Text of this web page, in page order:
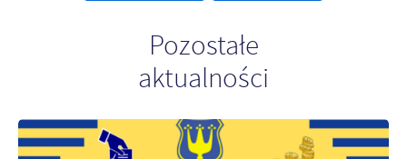
Pozostałe
aktualności